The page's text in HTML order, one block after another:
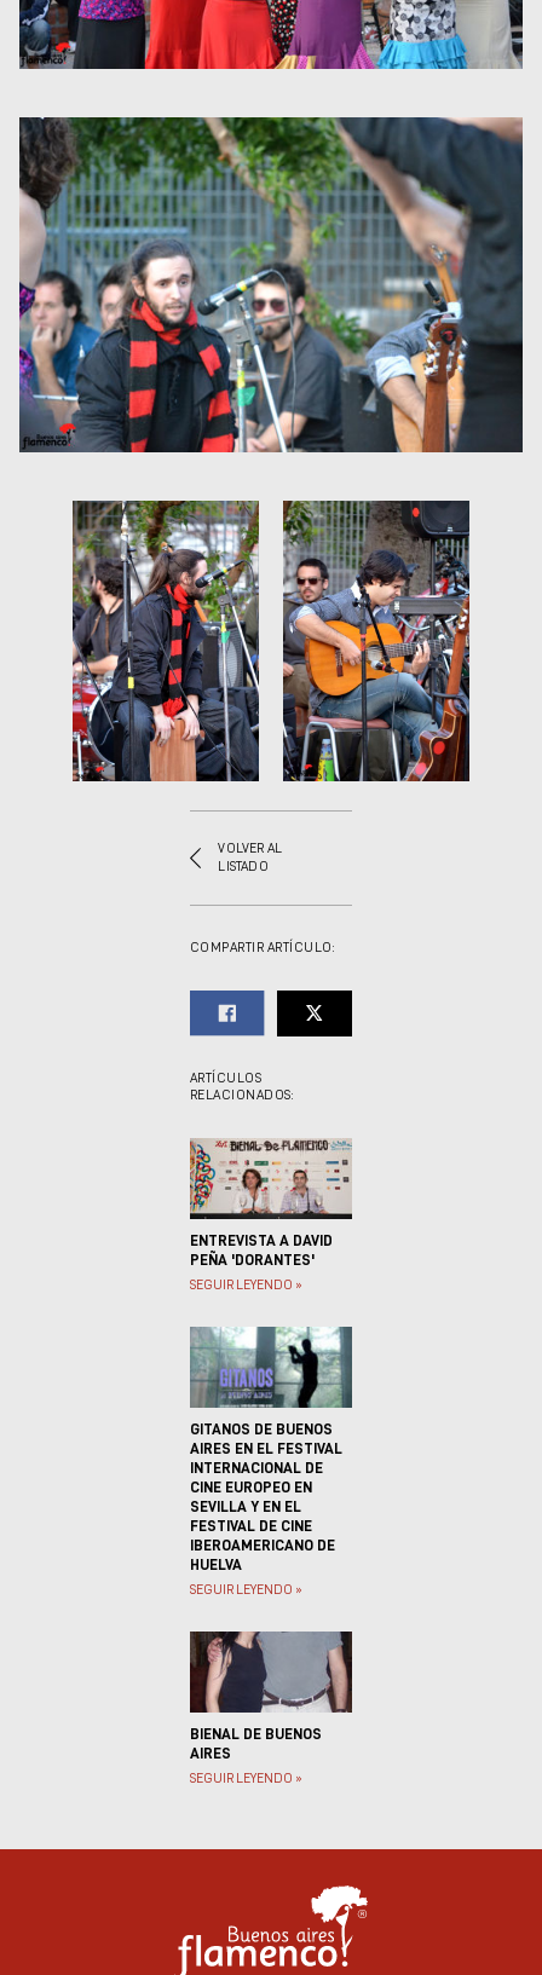
VOLVER AL
LISTADO
COMPARTIR ARTÍCULO:
ARTÍCULOS
RELACIONADOS:
ENTREVISTA A DAVID
PEÑA 'DORANTES'
SEGUIR LEYENDO »
GITANOS DE BUENOS
AIRES EN EL FESTIVAL
INTERNACIONAL DE
CINE EUROPEO EN
SEVILLA Y EN EL
FESTIVAL DE CINE
IBEROAMERICANO DE
HUELVA
SEGUIR LEYENDO »
BIENAL DE BUENOS
AIRES
SEGUIR LEYENDO »